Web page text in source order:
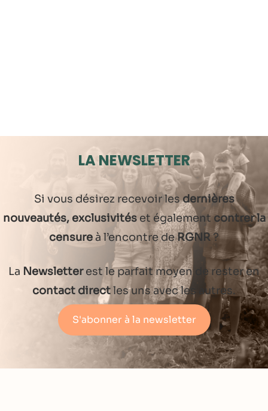
LA NEWSLETTER
Si vous désirez recevoir lesdernières
nouveautés, exclusivitéset également contrer la
censureà l’encontre deRGNR?
La Newsletterest le parfait moyen de rester en
contact directles uns avec les autres.
S'abonner à la newsletter